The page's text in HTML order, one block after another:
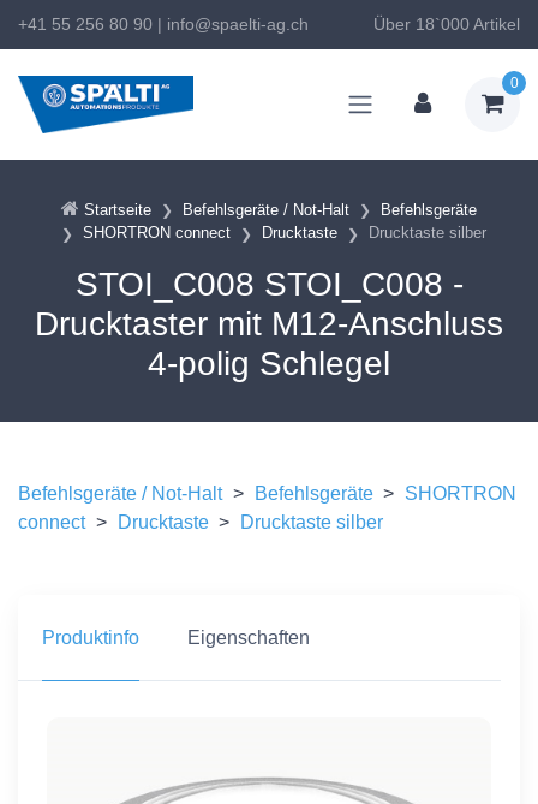
+41 55 256 80 90 | info@spaelti-ag.ch Über 18`000 Artikel
0
Startseite Befehlsgeräte / Not-Halt
Befehlsgeräte
SHORTRON connect
Drucktaste Drucktaste silber
STOI_C008 STOI_C008 -
Drucktaster mit M12-Anschluss
4-polig Schlegel
Befehlsgeräte / Not-Halt > Befehlsgeräte > SHORTRON
connect > Drucktaste > Drucktaste silber
Produktinfo Eigenschaften